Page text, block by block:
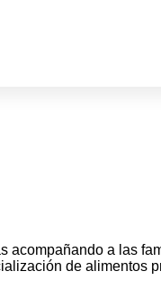
acompañando a las
de alimentos